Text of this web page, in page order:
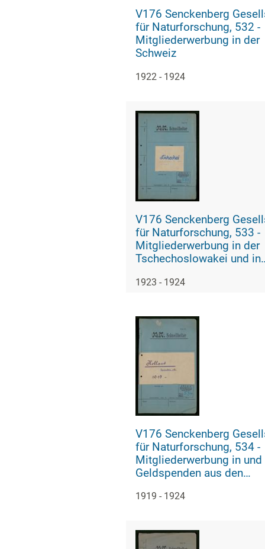
V176 Senckenberg
für Naturforschung, 532 -
Mitgliederwerbung in der
Schweiz
1922 - 1924
V176 Senckenberg
für Naturforschung, 533 -
Mitgliederwerbung in der
Tschechoslowakei und in
1923 - 1924
V176 Senckenberg
für Naturforschung, 534 -
Mitgliederwerbung in und
Geldspenden aus den
1919 - 1924